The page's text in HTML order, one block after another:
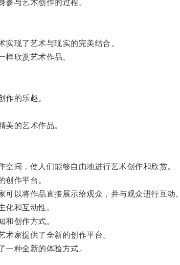
与艺术创作的过程。
现了艺术与现实的完美结合。
欣赏艺术作品。
的乐趣。
的艺术作品。
间，使人们能够自由地进行艺术创作和欣赏。
作平台。
以将作品直接展示给观众，并与观众进行互动。
和互动性。
创作方式。
家提供了全新的创作平台。
种全新的体验方式。